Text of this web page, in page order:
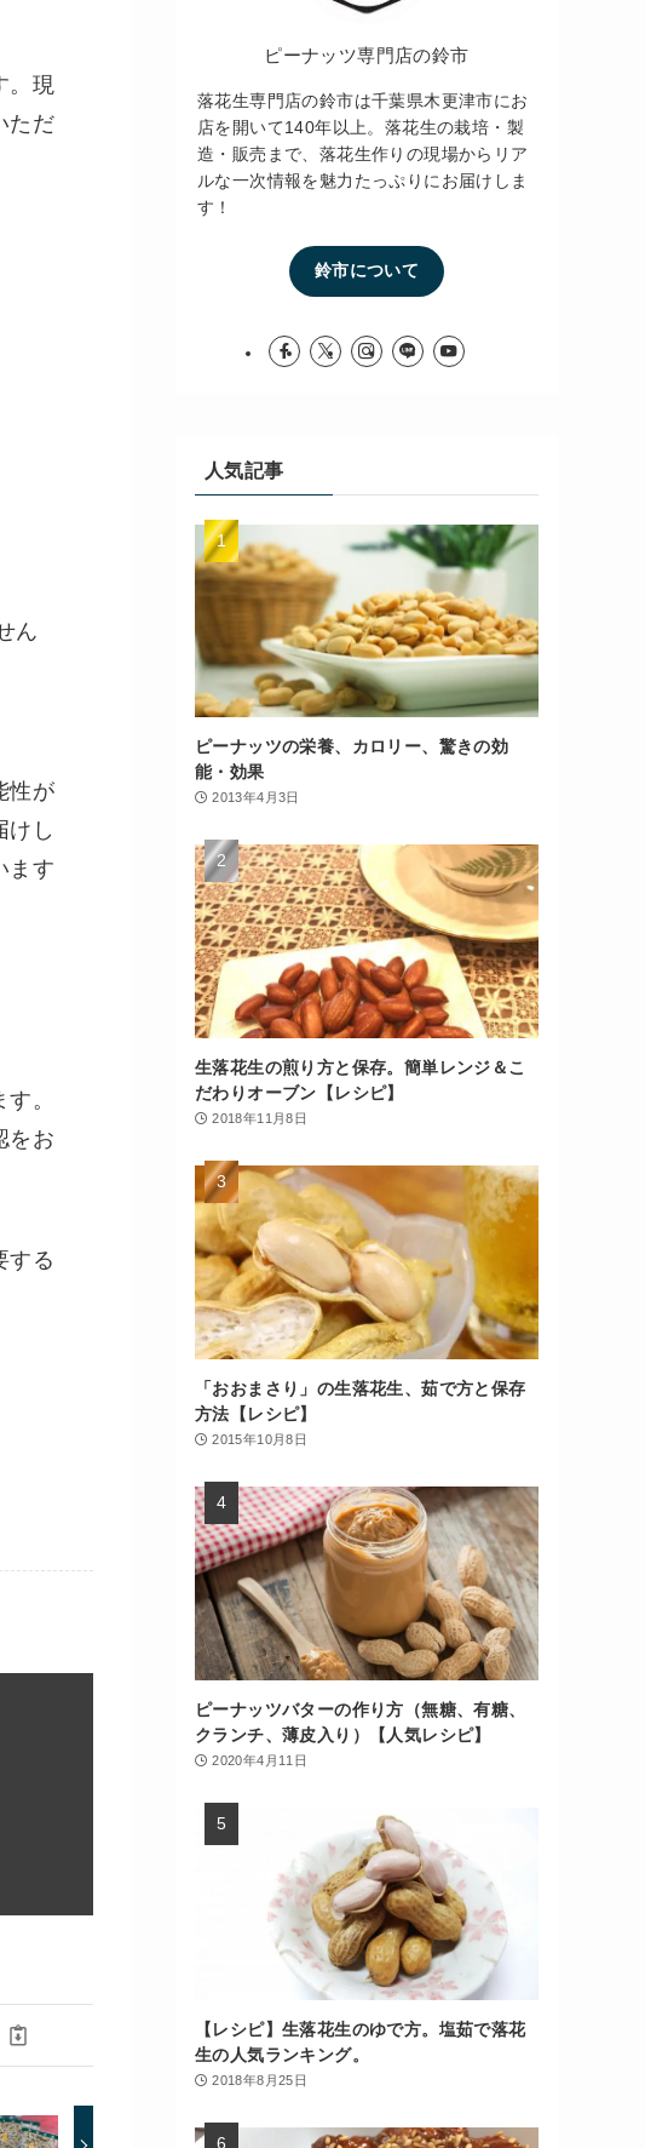
。現
ただ
ん
性が
けし
ます
。
をお
する
ピーナッツ専門店の鈴市
落花生専門店の鈴市は千葉県木更津市にお
店を開いて140年以上。落花生の栽培・製
造・販売まで、落花生作りの現場からリア
ルな一次情報を魅力たっぷりにお届けしま
す！
鈴市について
人気記事
ピーナッツの栄養、カロリー、驚きの効
能・効果
2013年4月3日
生落花生の煎り方と保存。簡単レンジ＆こ
だわりオーブン【レシピ】
2018年11月8日
「おおまさり」の生落花生、茹で方と保存
方法【レシピ】
2015年10月8日
ピーナッツバターの作り方（無糖、有糖、
クランチ、薄皮入り）【人気レシピ】
2020年4月11日
【レシピ】生落花生のゆで方。塩茹で落花
生の人気ランキング。
2018年8月25日